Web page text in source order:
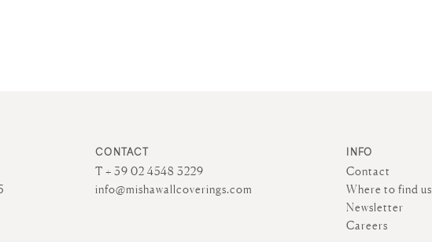
CONTACT
T + 39 02 4548 3229
info@mishawallcoverings.com
INFO
Contact
Where to find us
Newsletter
Careers